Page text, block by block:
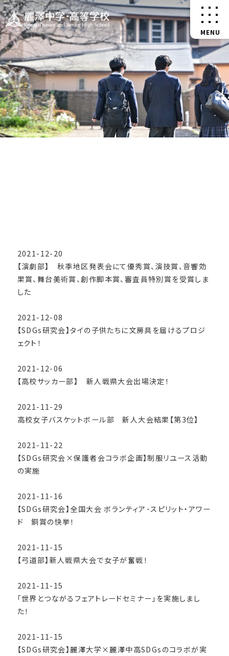
2021-12-20
【演劇部】 秋季地区発表会にて優秀賞、演技賞、音響効
果賞、舞台美術賞、創作脚本賞、審査員特別賞を受賞しま
した
2021-12-08
【SDGs研究会】タイの子供たちに文房具を届けるプロジ
ェクト！
2021-12-06
【高校サッカー部】 新人戦県大会出場決定！
2021-11-29
高校女子バスケットボール部 新人大会結果【第3位】
2021-11-22
【SDGs研究会×保護者会コラボ企画】制服リユース活動
の実施
2021-11-16
【SDGs研究会】全国大会 ボランティア･スピリット・アワー
ド 銅賞の快挙！
2021-11-15
【弓道部】新人戦県大会で女子が奮戦！
2021-11-15
「世界とつながるフェアトレードセミナー」を実施しまし
た！
2021-11-15
【SDGs研究会】麗澤大学×麗澤中高SDGsのコラボが実